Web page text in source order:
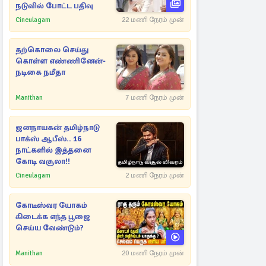
நடுவில் போட்ட பதிவு
Cineulagam 22 மணி நேரம் முன்
தற்கொலை செய்து
கொள்ள எண்ணினேன்-
நடிகை நமீதா
Manithan 7 மணி நேரம் முன்
ஜனநாயகன் தமிழ்நாடு
பாக்ஸ் ஆபீஸ்.. 16
நாட்களில் இத்தனை
கோடி வசூலா!!
Cineulagam 2 மணி நேரம் முன்
கோடீஸ்வர யோகம்
கிடைக்க எந்த பூஜை
செய்ய வேண்டும்?
Manithan 20 மணி நேரம் முன்